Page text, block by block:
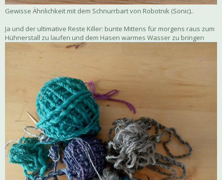
Gewisse Ähnlichkeit mit dem Schnurrbart von Robotnik (Sonic)..
Ja und der ultimative Reste Killer: bunte Mittens für morgens raus zum
Hühnerstall zu laufen und dem Hasen warmes Wasser zu bringen